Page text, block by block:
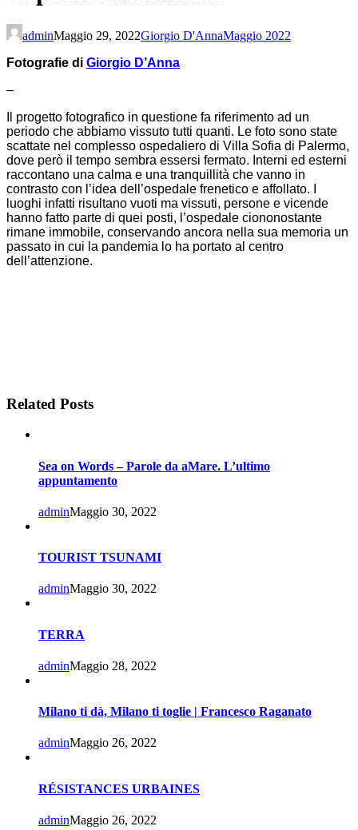
adminMaggio 29, 2022Giorgio D'AnnaMaggio 2022
Fotografie di Giorgio D’Anna
–
Il progetto fotografico in questione fa riferimento ad un
periodo che abbiamo vissuto tutti quanti. Le foto sono state
scattate nel complesso ospedaliero di Villa Sofia di Palermo,
dove però il tempo sembra essersi fermato. Interni ed esterni
raccontano una calma e una tranquillità che vanno in
contrasto con l’idea dell’ospedale frenetico e affollato. I
luoghi infatti risultano vuoti ma vissuti, persone e vicende
hanno fatto parte di quei posti, l’ospedale ciononostante
rimane immobile, conservando ancora nella sua memoria un
passato in cui la pandemia lo ha portato al centro
dell’attenzione.
Related Posts
Sea on Words – Parole da aMare. L’ultimo
appuntamento
adminMaggio 30, 2022
TOURIST TSUNAMI
adminMaggio 30, 2022
TERRA
adminMaggio 28, 2022
Milano ti dà, Milano ti toglie | Francesco Raganato
adminMaggio 26, 2022
RÉSISTANCES URBAINES
adminMaggio 26, 2022